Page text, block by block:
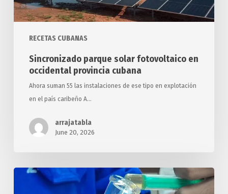
RECETAS CUBANAS
occidental
provincia
Sincronizado parque solar fotovoltaico en
occidental provincia cubana
Ahora suman 55 las instalaciones de ese tipo en explotación
en el país caribeño A…
arrajatabla
June 20, 2026
Finaliza